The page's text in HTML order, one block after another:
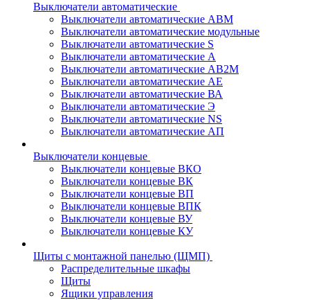
Выключатели автоматические
Выключатели автоматические АВМ
Выключатели автоматические модульные
Выключатели автоматические S
Выключатели автоматические А
Выключатели автоматические АВ2М
Выключатели автоматические АЕ
Выключатели автоматические ВА
Выключатели автоматические Э
Выключатели автоматические NS
Выключатели автоматические АП
Выключатели концевые
Выключатели концевые ВКО
Выключатели концевые ВК
Выключатели концевые ВП
Выключатели концевые ВПК
Выключатели концевые ВУ
Выключатели концевые КУ
Щиты с монтажной панелью (ЩМП)
Распределительные шкафы
Щиты
Ящики управления